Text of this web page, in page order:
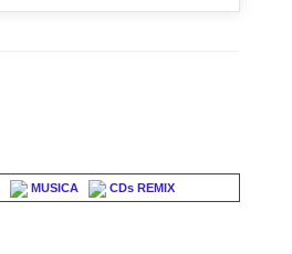
MUSICA CDs REMIX